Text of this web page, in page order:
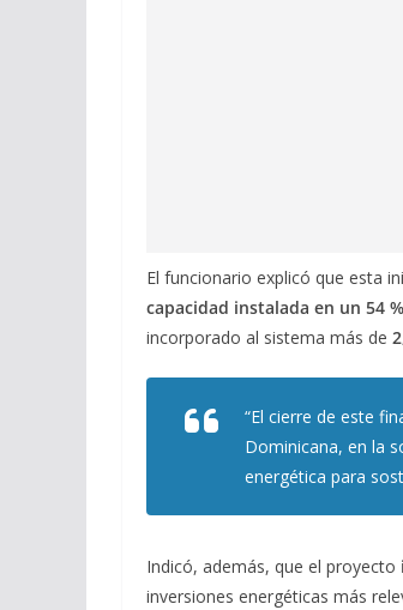
El funcionario explicó que esta
capacidad instalada en un 54
incorporado al sistema más de
“El cierre de este
Dominicana, en la
energética para
Indicó, además, que el proyecto
inversiones energéticas más